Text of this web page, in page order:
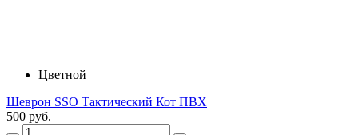
Цветной
Шеврон SSO Тактический Кот ПВХ
500 руб.